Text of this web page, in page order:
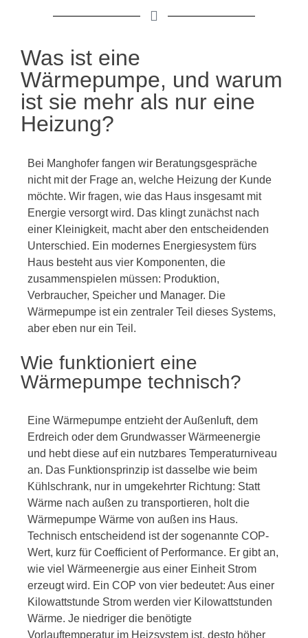
Was ist eine
Wärmepumpe, und warum
ist sie mehr als nur eine
Heizung?
Bei Manghofer fangen wir Beratungsgespräche
nicht mit der Frage an, welche Heizung der Kunde
möchte. Wir fragen, wie das Haus insgesamt mit
Energie versorgt wird. Das klingt zunächst nach
einer Kleinigkeit, macht aber den entscheidenden
Unterschied. Ein modernes Energiesystem fürs
Haus besteht aus vier Komponenten, die
zusammenspielen müssen: Produktion,
Verbraucher, Speicher und Manager. Die
Wärmepumpe ist ein zentraler Teil dieses Systems,
aber eben nur ein Teil.
Wie funktioniert eine
Wärmepumpe technisch?
Eine Wärmepumpe entzieht der Außenluft, dem
Erdreich oder dem Grundwasser Wärmeenergie
und hebt diese auf ein nutzbares Temperaturniveau
an. Das Funktionsprinzip ist dasselbe wie beim
Kühlschrank, nur in umgekehrter Richtung: Statt
Wärme nach außen zu transportieren, holt die
Wärmepumpe Wärme von außen ins Haus.
Technisch entscheidend ist der sogenannte COP-
Wert, kurz für Coefficient of Performance. Er gibt an,
wie viel Wärmeenergie aus einer Einheit Strom
erzeugt wird. Ein COP von vier bedeutet: Aus einer
Kilowattstunde Strom werden vier Kilowattstunden
Wärme. Je niedriger die benötigte
Vorlauftemperatur im Heizsystem ist, desto höher